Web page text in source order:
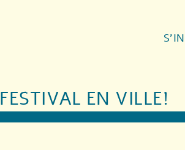
FESTIVAL EN VILLE!